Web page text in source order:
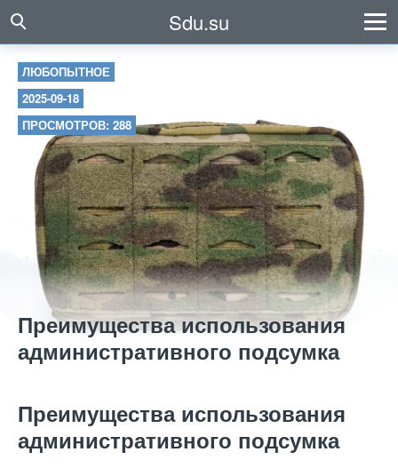
Sdu.su
ЛЮБОПЫТНОЕ
2025-09-18
ПРОСМОТРОВ: 288
Преимущества использования
административного подсумка
Преимущества использования
административного подсумка